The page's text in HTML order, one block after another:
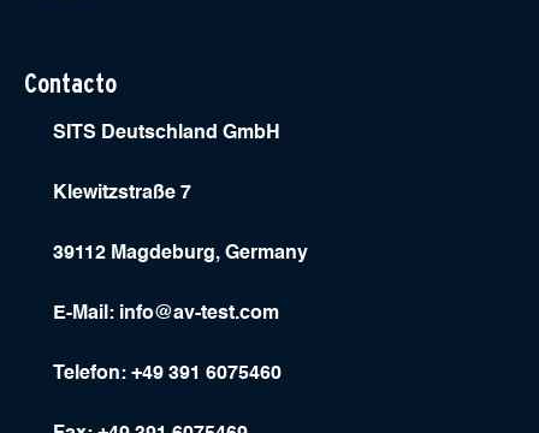
Contacto
SITS Deutschland GmbH
Klewitzstraße 7
39112 Magdeburg, Germany
E-Mail: info@av-test.com
Telefon: +49 391 6075460